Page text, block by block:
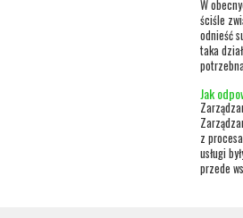
W
ściśle
odnieść
taka
Jak
z
usługi
przede